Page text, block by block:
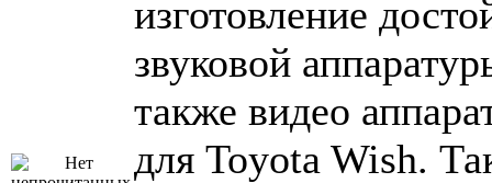
изготовление
звуковой
также видео
для Toyota Wish.